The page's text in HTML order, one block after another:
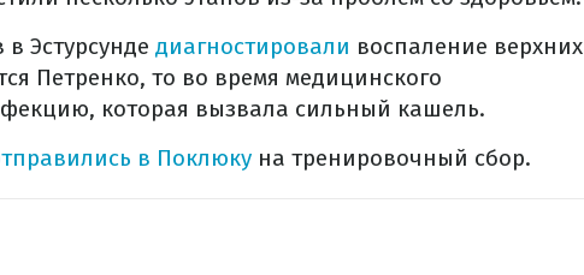
Эстурсунде диагностировали воспаление верхних
Петренко, то во время медицинского
которая вызвала сильный кашель.
в Поклюку на тренировочный сбор.